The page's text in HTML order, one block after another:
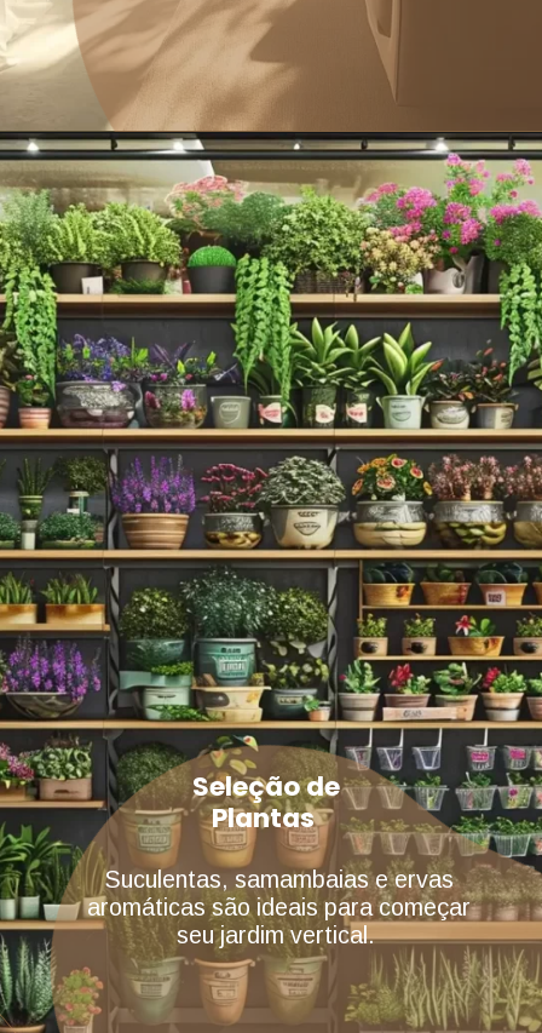
Suculentas, samambaias e ervas
aromáticas são ideais para começar
seu jardim vertical.
Seleção de
Plantas